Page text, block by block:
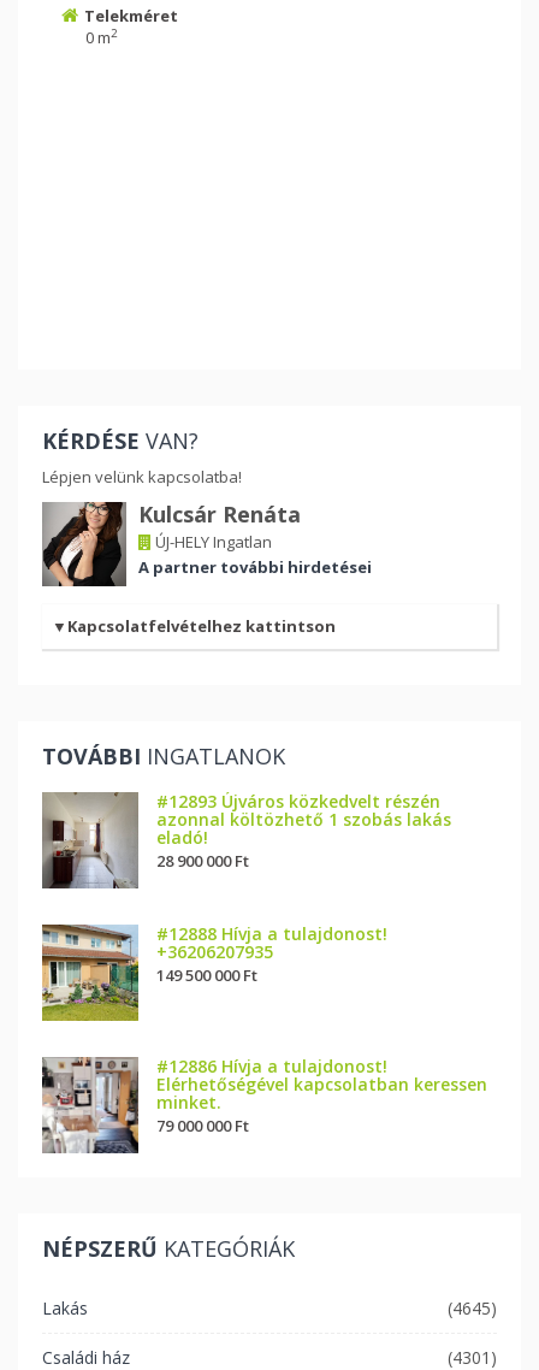
Telekméret
0 m2
KÉRDÉSE VAN?
Lépjen velünk kapcsolatba!
Kulcsár Renáta
ÚJ-HELY Ingatlan
A partner további hirdetései
Kapcsolatfelvételhez kattintson
TOVÁBBI INGATLANOK
#12893 Újváros közkedvelt részén
azonnal költözhető 1 szobás lakás
eladó!
28 900 000 Ft
#12888 Hívja a tulajdonost!
+36206207935
149 500 000 Ft
#12886 Hívja a tulajdonost!
Elérhetőségével kapcsolatban keressen
minket.
79 000 000 Ft
NÉPSZERŰ KATEGÓRIÁK
Lakás (4645)
Családi ház (4301)